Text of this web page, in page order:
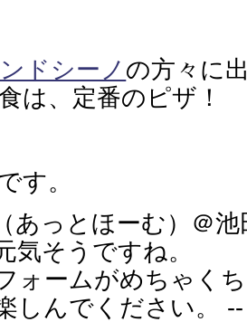
ドシーノ の方々に
は、定番のピザ！
す。
あっとほーむ）＠
気そうですね。
ォームがめちゃく
しんでください。